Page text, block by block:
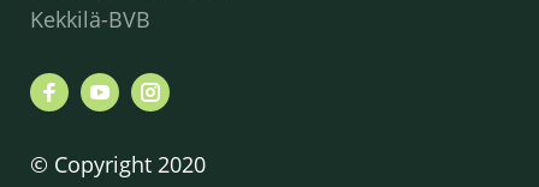
Kekkilä-BVB
© Copyright 2020